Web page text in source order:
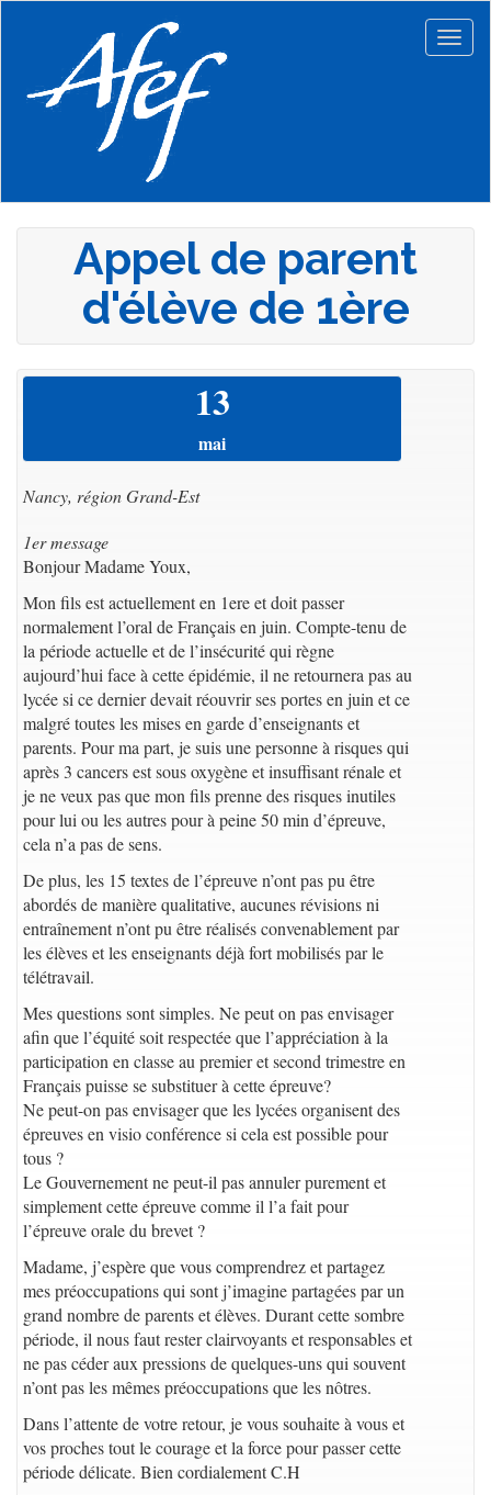
principal
Appel de parent
d'élève de 1ère
13
mai
Nancy, région Grand-Est
1er message
Bonjour Madame Youx,
Mon fils est actuellement en 1ere et doit passer
normalement l’oral de Français en juin. Compte-tenu de
la période actuelle et de l’insécurité qui règne
aujourd’hui face à cette épidémie, il ne retournera pas au
lycée si ce dernier devait réouvrir ses portes en juin et ce
malgré toutes les mises en garde d’enseignants et
parents. Pour ma part, je suis une personne à risques qui
après 3 cancers est sous oxygène et insuffisant rénale et
je ne veux pas que mon fils prenne des risques inutiles
pour lui ou les autres pour à peine 50 min d’épreuve,
cela n’a pas de sens.
De plus, les 15 textes de l’épreuve n’ont pas pu être
abordés de manière qualitative, aucunes révisions ni
entraînement n’ont pu être réalisés convenablement par
les élèves et les enseignants déjà fort mobilisés par le
télétravail.
Mes questions sont simples. Ne peut on pas envisager
afin que l’équité soit respectée que l’appréciation à la
participation en classe au premier et second trimestre en
Français puisse se substituer à cette épreuve?
Ne peut-on pas envisager que les lycées organisent des
épreuves en visio conférence si cela est possible pour
tous ?
Le Gouvernement ne peut-il pas annuler purement et
simplement cette épreuve comme il l’a fait pour
l’épreuve orale du brevet ?
Madame, j’espère que vous comprendrez et partagez
mes préoccupations qui sont j’imagine partagées par un
grand nombre de parents et élèves. Durant cette sombre
période, il nous faut rester clairvoyants et responsables et
ne pas céder aux pressions de quelques-uns qui souvent
n’ont pas les mêmes préoccupations que les nôtres.
Dans l’attente de votre retour, je vous souhaite à vous et
vos proches tout le courage et la force pour passer cette
période délicate. Bien cordialement C.H